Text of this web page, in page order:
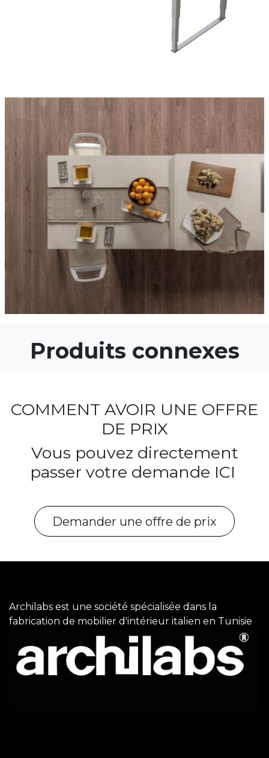
Produits connexes
COMMENT AVOIR UNE OFFRE
DE PRIX
Vous pouvez directement
passer votre demande ICI
Demander une offre de prix
Archilabs est une société spécialisée dans la
fabrication de mobilier d'intérieur italien en Tunisie